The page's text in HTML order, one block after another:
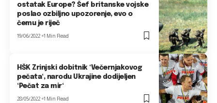
ostatak Europe? Šef britanske vojske
poslao ozbiljno upozorenje, evo o
čemu je riječ
19/06/2022 1 Min Read
HŠK Zrinjski dobitnik ‘Večernjakovog
pečata‘, narodu Ukrajine dodijeljen
‘Pečat za mir‘
28/05/2022 1 Min Read